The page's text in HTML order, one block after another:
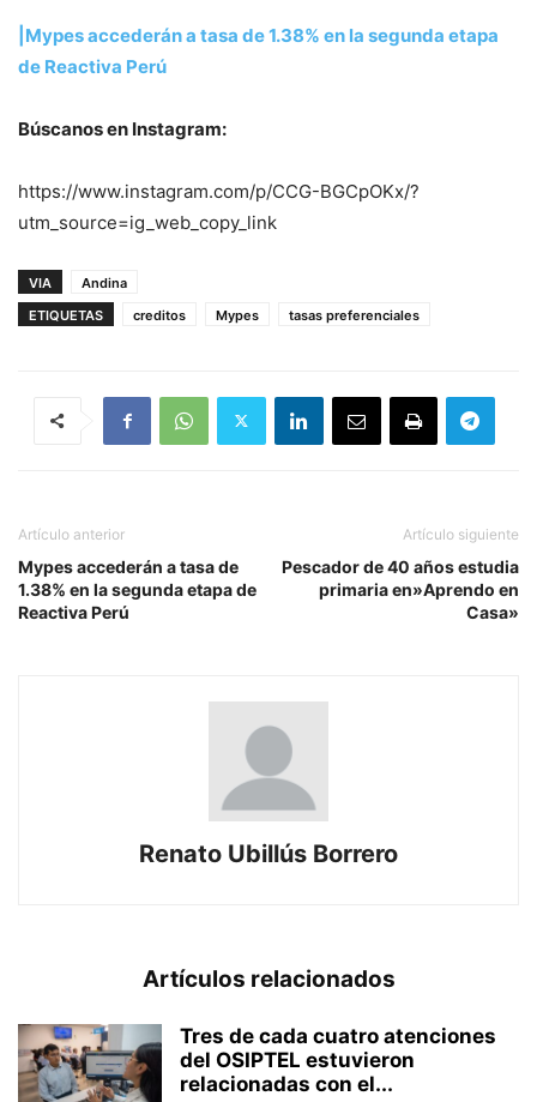
|Mypes accederán a tasa de 1.38% en la segunda etapa
de Reactiva Perú
Búscanos en Instagram:
https://www.instagram.com/p/CCG-BGCpOKx/?
utm_source=ig_web_copy_link
VIA
Andina
ETIQUETAS
creditos Mypes tasas preferenciales
Artículo anterior
Mypes accederán a tasa de
1.38% en la segunda etapa de
Reactiva Perú
Artículo siguiente
Pescador de 40 años estudia
primaria en»Aprendo en
Casa»
Renato Ubillús Borrero
Artículos relacionados
Tres de cada cuatro atenciones
del OSIPTEL estuvieron
relacionadas con el...